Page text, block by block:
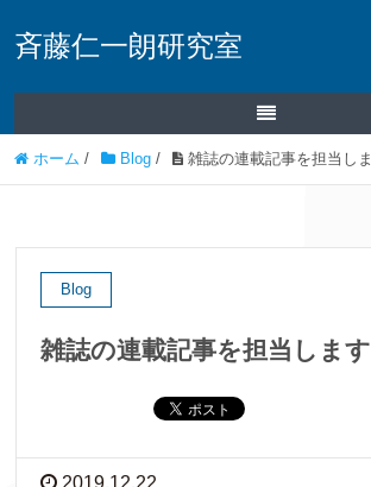
斉藤仁一朗研究室
ホーム / Blog / 雑誌の連載記事を担当し
Blog
雑誌の連載記事を担当します
2019.12.22